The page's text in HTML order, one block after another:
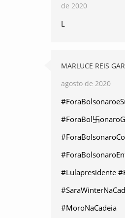
de 2020
L
MARLUCE REIS
agosto de 2020
#ForaBol卐
#Lulapresidente
#MoroNaCadeia